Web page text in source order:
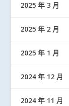
2025 年 3 月
2025 年 2 月
2025 年 1 月
2024 年 12 月
2024 年 11 月